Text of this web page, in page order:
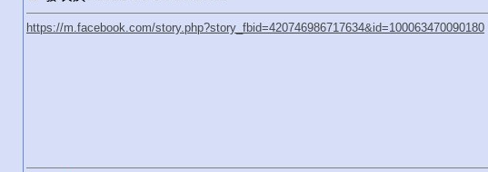
https://m.facebook.com/story.php?story_fbid=420746986717634&id=100063470090180